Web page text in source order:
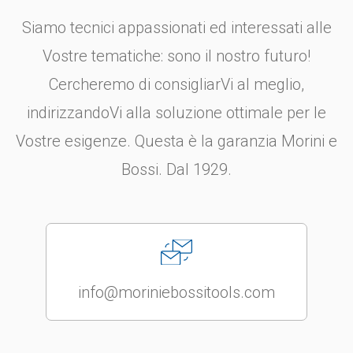
Siamo tecnici appassionati ed interessati alle
Vostre tematiche: sono il nostro futuro!
Cercheremo di consigliarVi al meglio,
indirizzandoVi alla soluzione ottimale per le
Vostre esigenze. Questa è la garanzia Morini e
Bossi. Dal 1929.
info@moriniebossitools.com